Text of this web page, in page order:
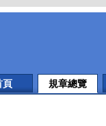
頁 規章總覽